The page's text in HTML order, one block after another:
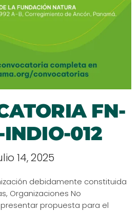
FN-
INDIO-012
14, 2025
debidamente constituida
Organizaciones No
propuesta para el